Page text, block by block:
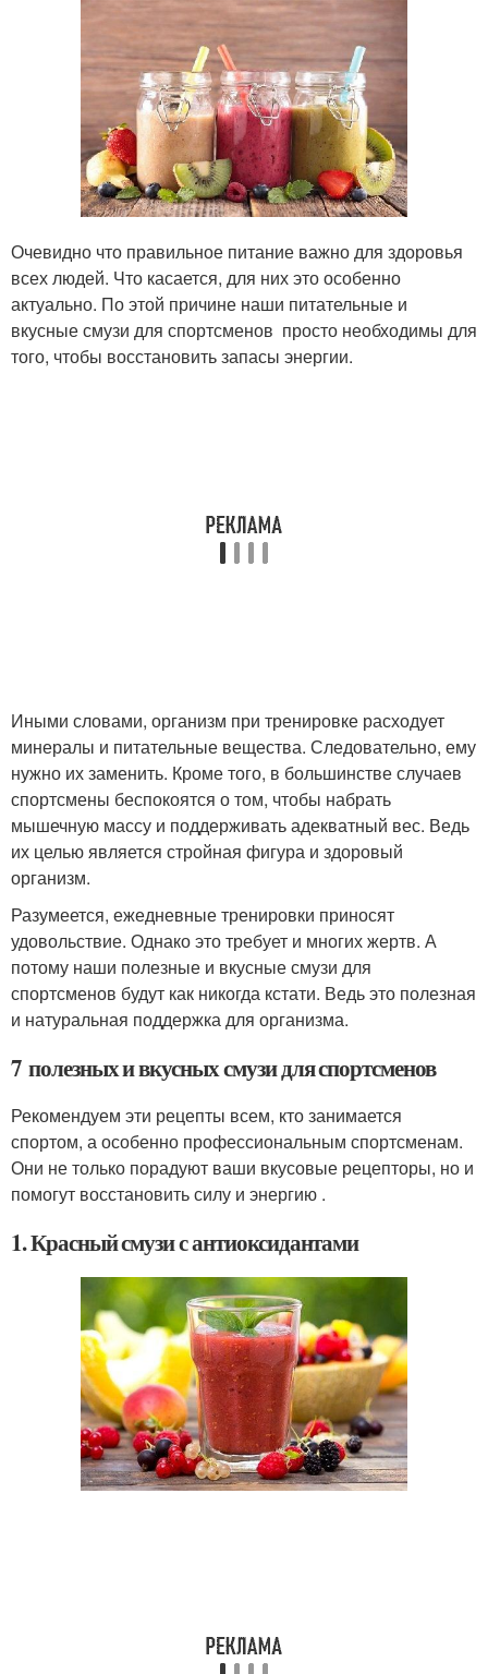
Очевидно что правильное питание важно для здоровья
всех людей. Что касается, для них это особенно
актуально. По этой причине наши питательные и
вкусные смузи для спортсменов просто необходимы для
того, чтобы восстановить запасы энергии.
Иными словами, организм при тренировке расходует
минералы и питательные вещества. Следовательно, ему
нужно их заменить. Кроме того, в большинстве случаев
спортсмены беспокоятся о том, чтобы набрать
мышечную массу и поддерживать адекватный вес. Ведь
их целью является стройная фигура и здоровый
организм.
Разумеется, ежедневные тренировки приносят
удовольствие. Однако это требует и многих жертв. А
потому наши полезные и вкусные смузи для
спортсменов будут как никогда кстати. Ведь это полезная
и натуральная поддержка для организма.
7 полезных и вкусных смузи для спортсменов
Рекомендуем эти рецепты всем, кто занимается
спортом, а особенно профессиональным спортсменам.
Они не только порадуют ваши вкусовые рецепторы, но и
помогут восстановить силу и энергию .
1. Красный смузи с антиоксидантами